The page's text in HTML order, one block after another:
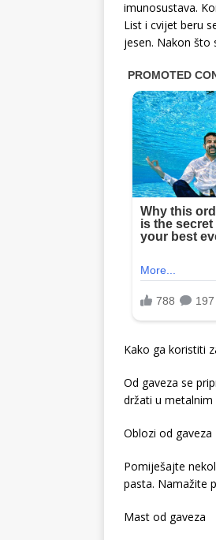
imunosustava.
List i cvijet beru
jesen. Nakon što
Kako ga koristiti
Od gaveza se
držati u metalnim
Oblozi od gaveza
Pomiješajte
pasta. Namažite
Mast od gaveza